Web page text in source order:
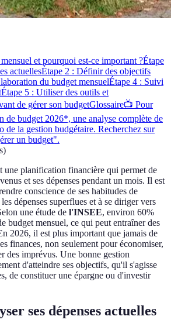
et pourquoi est-ce important ?Étape
actuellesÉtape 2 : Définir des objectifs
du budget mensuelÉtape 4 : Suivi
Étape 5 : Utiliser des outils et
de gérer son budgetGlossaire📺 Pour
de budget 2026*, une analyse complète de
de la gestion budgétaire. Recherchez sur
un budget".
)
une planification financière qui permet de
et ses dépenses pendant un mois. Il est
conscience de ses habitudes de
dépenses superflues et à se diriger vers
une étude de l'INSEE, environ 60%
budget mensuel, ce qui peut entraîner des
2026, il est plus important que jamais de
finances, non seulement pour économiser,
des imprévus. Une bonne gestion
d'atteindre ses objectifs, qu'il s'agisse
de constituer une épargne ou d'investir
ses dépenses actuelles